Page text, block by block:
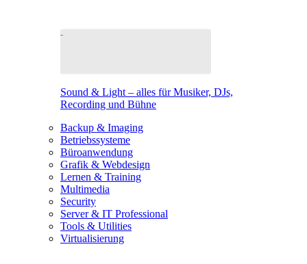
Sound & Light – alles für Musiker, DJs,
Recording und Bühne
Backup & Imaging
Betriebssysteme
Büroanwendung
Grafik & Webdesign
Lernen & Training
Multimedia
Security
Server & IT Professional
Tools & Utilities
Virtualisierung